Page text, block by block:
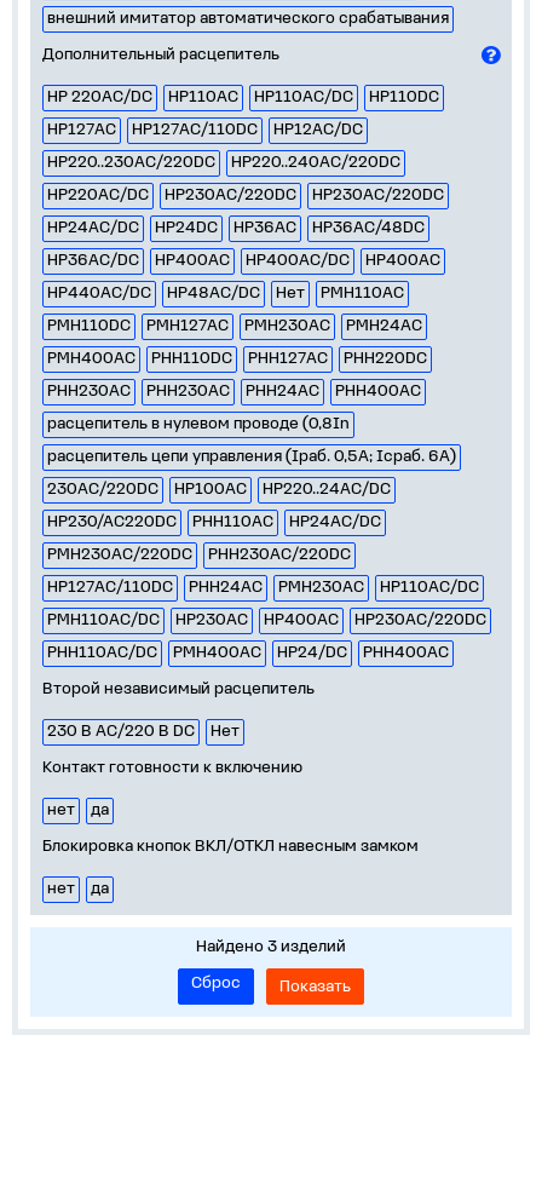
внешний имитатор автоматического срабатывания
Дополнительный расцепитель
НР 220AC/DC НР110AC НР110AC/DC
НР110DC
НР127AC
НР127AC/110DC
НР12AC/DC
НР220..230AC/220DC
НР220..240AC/220DC
НР220AC/DC
НР230AC/220DC
НР230АС/220DC
НР24AC/DC
НР24DC НР36AC
НР36AC/48DC
НР36AC/DC
НР400AC НР400AC/DC
НР400АC
НР440AC/DC
НР48AC/DC Нет
РМН110AC
РМН110DC
РМН127AC РМН230AC
РМН24AC
РМН400AC
РНН110DC РНН127AC
РНН220DC
РНН230AC
РНН230АC РНН24AC
РНН400AC
расцепитель в нулевом проводе (0,8In
расцепитель цепи управления (Iраб. 0,5А; Iсраб. 6А)
230AC/220DC
НР100AC
НР220..24AC/DC
НР230/АС220DC
РНН110AC
НР24АС/DC
РМН230AC/220DC
РНН230AC/220DC
НР127АС/110DC
РНН24АC РМН230АС
НР110АС/DC
РМН110AC/DC
НР230AC НР400АС
HP230AC/220DC
РНН110AC/DC
РМН400АС НР24/DC
РНН400АС
Второй независимый расцепитель
230 В АС/220 В DC
Нет
Контакт готовности к включению
нет
да
Блокировка кнопок ВКЛ/ОТКЛ навесным замком
нет да
Найдено 3 изделий
Сброс
Показать